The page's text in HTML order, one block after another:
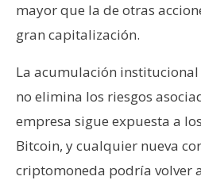
mayor que la de otras
gran capitalización.
La acumulación
no elimina los riesgos
empresa sigue expuesta a
Bitcoin, y cualquier nueva
criptomoneda podría volver